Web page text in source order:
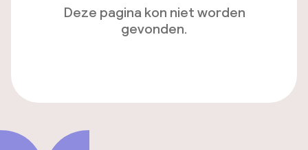
Deze pagina kon niet worden
gevonden.